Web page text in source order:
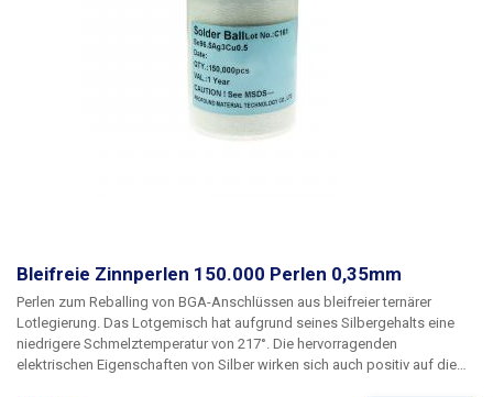
Bleifreie Zinnperlen 150.000 Perlen 0,35mm
Perlen zum Reballing von BGA-Anschlüssen aus bleifreier ternärer
Lotlegierung. Das Lotgemisch hat aufgrund seines Silbergehalts eine
niedrigere Schmelztemperatur von 217°. Die hervorragenden
elektrischen Eigenschaften von Silber wirken sich auch positiv auf die